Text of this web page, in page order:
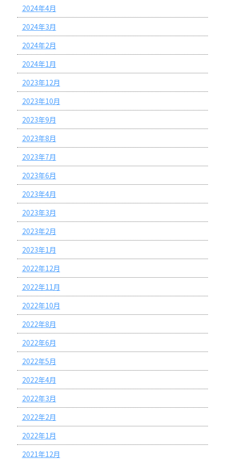
2024年4月
2024年3月
2024年2月
2024年1月
2023年12月
2023年10月
2023年9月
2023年8月
2023年7月
2023年6月
2023年4月
2023年3月
2023年2月
2023年1月
2022年12月
2022年11月
2022年10月
2022年8月
2022年6月
2022年5月
2022年4月
2022年3月
2022年2月
2022年1月
2021年12月